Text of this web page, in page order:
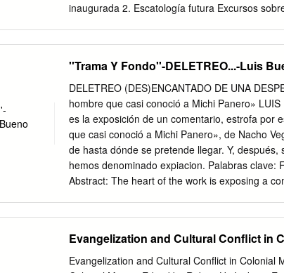
inaugurada 2. Escatología futura Excursos
Isaías 11 y 65:17‐25; Ezequiel 37‐48; Daniel 2,
SELECTA A menos que sea especificado de
tomadas de la Santa Biblia, Nueva Versión
Bíblica Internacional. 2 INTRODUCCIÓN Las
creciente interés en varios aspectos de la
Universidad Rice, observó que “la historia
interés en la profecía bíblica, usualmente en
tan extensos e influyentes como los que están
''Trama Y Fondo''-DELETREO...-Luis
DELETREO (DES)ENCANTADO DE UNA
hombre que casi conoció a Michi Panero»
es la exposición de un comentario, estrofa por
que casi conoció a Michi Panero», de Nacho
de hasta dónde se pretende llegar. Y,
hemos denominado expiacion. Palabras
Abstract: The heart of the work is exposing a
puede ser de todo menos un coñazo» (Michi
comprender el sentido, o viceversa, puede
Evangelization and Cultural Conflict in
Evangelization and Cultural Conflict in Colonial